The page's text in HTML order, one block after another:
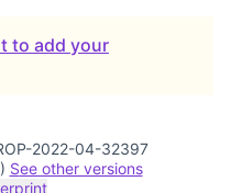
to add your
2022-04-32397
see other versions